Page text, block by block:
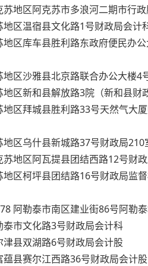
地区阿克苏市多浪河二期市行
区温宿县文化路1号财政局会计
区库车县胜利路东政府便民办
区沙雅县北京路联合办公大楼4
区新和县解放路3院（新和县财
区拜城县胜利路33号天然气大
区乌什县新城路37号财政局210
地区阿瓦提县团结西路12号财
区柯坪县团结路16号财政局监督
阿勒泰市南区建业街86号阿勒
市文化路3号财政局会计科
县双湖路6号财政局会计股
县赛尔江西路36号财政局会计股